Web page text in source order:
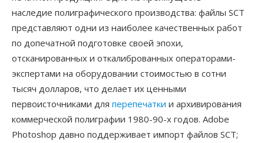
наследие полиграфического производства: файлы SCT
представляют одни из наиболее качественных работ
по допечатной подготовке своей эпохи,
отсканированных и откалиброванных операторами-
экспертами на оборудовании стоимостью в сотни
тысяч долларов, что делает их ценными
первоисточниками для перепечатки и архивирования
коммерческой полиграфии 1980-90-х годов. Adobe
Photoshop давно поддерживает импорт файлов SCT;